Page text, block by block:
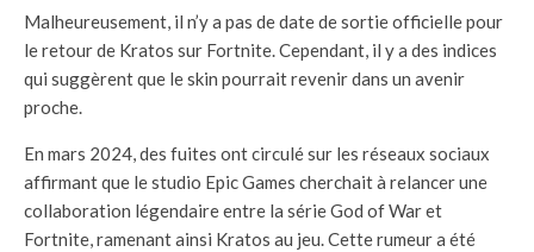
Malheureusement, il n’y a pas de date de sortie officielle pour
le retour de Kratos sur Fortnite. Cependant, il y a des indices
qui suggèrent que le skin pourrait revenir dans un avenir
proche.
En mars 2024, des fuites ont circulé sur les réseaux sociaux
affirmant que le studio Epic Games cherchait à relancer une
collaboration légendaire entre la série God of War et
Fortnite, ramenant ainsi Kratos au jeu. Cette rumeur a été